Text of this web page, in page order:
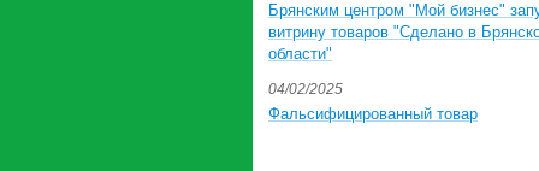
Брянским центром "Мой бизнес"
витрину товаров "Сделано в
области"
04/02/2025
Фальсифицированный товар